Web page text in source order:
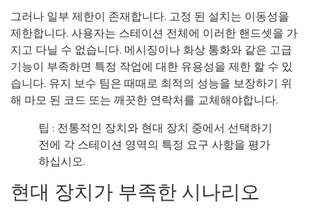
그러나 일부 제한이 존재합니다. 고정 된 설치는 이동성을
제한합니다. 사용자는 스테이션 전체에 이러한 핸드셋을 가
지고 다닐 수 없습니다. 메시징이나 화상 통화와 같은 고급
기능이 부족하면 특정 작업에 대한 유용성을 제한 할 수 있
습니다. 유지 보수 팀은 때때로 최적의 성능을 보장하기 위
해 마모 된 코드 또는 깨끗한 연락처를 교체해야합니다.
팁 : 전통적인 장치와 현대 장치 중에서 선택하기
전에 각 스테이션 영역의 특정 요구 사항을 평가
하십시오.
현대 장치가 부족한 시나리오